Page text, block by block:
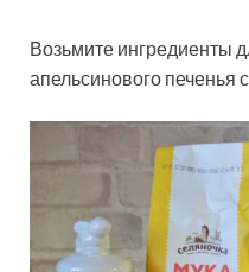
Возьмите ингредиенты
апельсинового печенья